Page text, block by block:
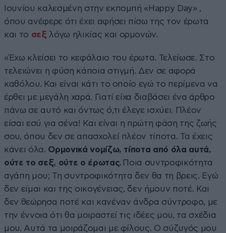
Ιουνίου καλεσμένη στην εκπομπή «Happy Day» ,
όπου ανέφερε ότι έχει αφήσει πίσω της τον έρωτα
και το σεξ λόγω ηλικίας και ορμονών.
«Έχω κλείσει το κεφάλαιο του έρωτα. Τελείωσε. Στο
τελειώνει η φύση κάποια στιγμή. Δεν σε αφορά
καθόλου. Και είναι κάτι το οποίο εγώ το περίμενα να
έρθει με μεγάλη χαρά. Γιατί είχα διαβάσει ένα άρθρο
πάνω σε αυτό και όντως ό,τι έλεγε ισχύει. Πλέον
είσαι εσύ για σένα! Και είναι η πρώτη φάση της ζωής
σου, όπου δεν σε απασχολεί πλέον τίποτα. Τα έχεις
κάνει όλα. Ορμονικά νομίζω, τίποτα από όλα αυτά,
ούτε το σεξ, ούτε ο έρωτας. Ποια συντροφικότητα
αγάπη μου; Τη συντροφικότητα δεν θα τη βρεις. Εγώ
δεν είμαι και της οικογένειας, δεν ήμουν ποτέ. Και
δεν θεώρησα ποτέ και κανέναν άνδρα σύντροφο, με
την έννοια ότι θα μοιραστεί τις ιδέες μου, τα σχέδια
μου. Αυτά τα μοιράζομαι με φίλους. Ο σύζυγός μου